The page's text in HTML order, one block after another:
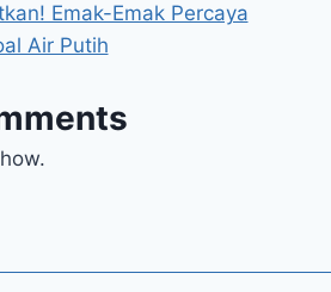
Emak-Emak Percaya
Air Putih